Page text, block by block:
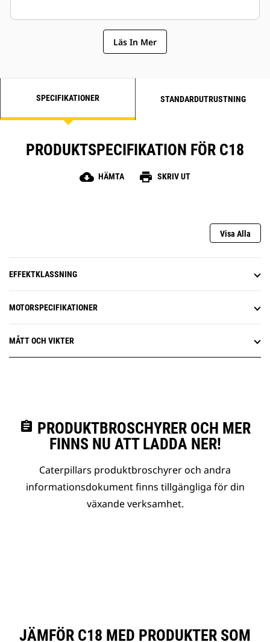
Läs In Mer
SPECIFIKATIONER STANDARDUTRUSTNING
PRODUKTSPECIFIKATION FÖR C18
cloud_download HÄMTA print SKRIV UT
Visa Alla
EFFEKTKLASSNING
MOTORSPECIFIKATIONER
MÅTT OCH VIKTER
assignment PRODUKTBROSCHYRER OCH MER
FINNS NU ATT LADDA NER!
Caterpillars produktbroschyrer och andra
informationsdokument finns tillgängliga för din
växande verksamhet.
JÄMFÖR C18 MED PRODUKTER SOM